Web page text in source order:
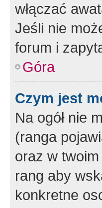
włączać
Jeśli nie
forum i
Góra
Czym jest
Na ogół nie
(ranga
oraz w
rang aby
konkretne